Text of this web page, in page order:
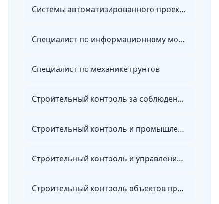
Системы автоматизированного проектирования
Специалист по информационному моделированию в сфере строительства (BIM-менеджер)
Специалист по механике грунтов
Строительный контроль за соблюдением проектных решений и качеством строительства
Строительный контроль и промышленная безопасность
Строительный контроль и управление качеством в строительстве
Строительный контроль объектов промышленного и гражданского комплекса